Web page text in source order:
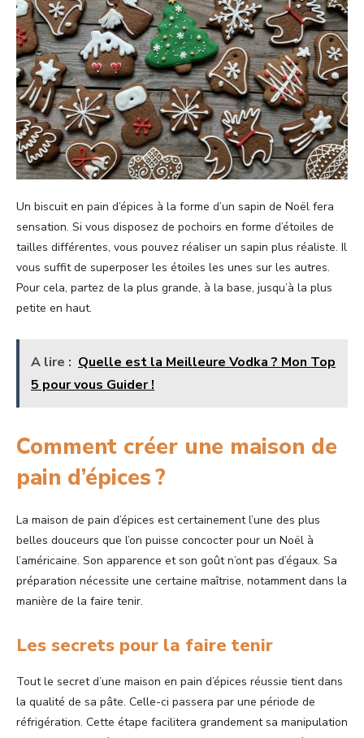
Un biscuit en pain d’épices à la forme d’un sapin de Noël fera
sensation. Si vous disposez de pochoirs en forme d’étoiles de
tailles différentes, vous pouvez réaliser un sapin plus réaliste. Il
vous suffit de superposer les étoiles les unes sur les autres.
Pour cela, partez de la plus grande, à la base, jusqu’à la plus
petite en haut.
A lire : Quelle est la Meilleure Vodka ? Mon Top
5 pour vous Guider !
Comment créer une maison de
pain d’épices ?
La maison de pain d’épices est certainement l’une des plus
belles douceurs que l’on puisse concocter pour un Noël à
l’américaine. Son apparence et son goût n’ont pas d’égaux. Sa
préparation nécessite une certaine maîtrise, notamment dans la
manière de la faire tenir.
Les secrets pour la faire tenir
Tout le secret d’une maison en pain d’épices réussie tient dans
la qualité de sa pâte. Celle-ci passera par une période de
réfrigération. Cette étape facilitera grandement sa manipulation